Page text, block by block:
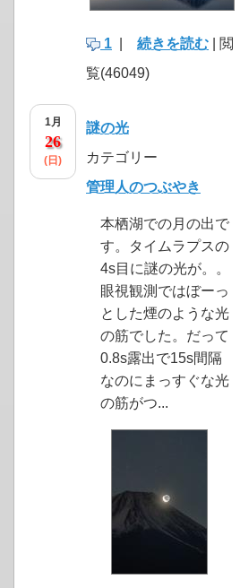
1 続きを読む | 閲
覧(46049)
1月
26
(日)
謎の光
カテゴリー
管理人のつぶやき
本栖湖での月の出で
す。タイムラプスの
4s目に謎の光が。。
眼視観測ではぼーっ
とした煙のような光
の筋でした。だって
0.8s露出で15s間隔
なのにまっすぐな光
の筋がつ...